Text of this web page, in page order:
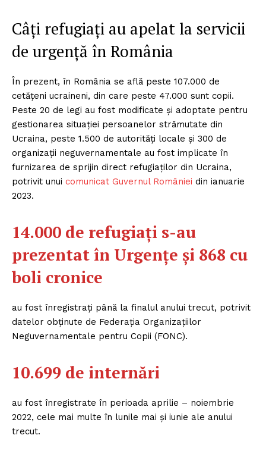
Câți refugiați au apelat la servicii
de urgență în România
În prezent, în România se află peste 107.000 de
cetățeni ucraineni, din care peste 47.000 sunt copii.
Peste 20 de legi au fost modificate și adoptate pentru
gestionarea situației persoanelor strămutate din
Ucraina, peste 1.500 de autorități locale și 300 de
organizații neguvernamentale au fost implicate în
furnizarea de sprijin direct refugiaților din Ucraina,
potrivit unui comunicat Guvernul României din ianuarie
2023.
14.000 de refugiați s-au
prezentat în Urgențe și 868 cu
boli cronice
au fost înregistrați până la finalul anului trecut, potrivit
datelor obținute de Federația Organizațiilor
Neguvernamentale pentru Copii (FONC).
10.699 de internări
au fost înregistrate în perioada aprilie – noiembrie
2022, cele mai multe în lunile mai și iunie ale anului
trecut.